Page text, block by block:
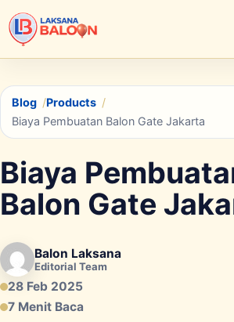
Blog
Products
Biaya Pembuatan Balon Gate Jakarta
Biaya
Balon Gate
Balon Laksana
Editorial Team
28 Feb 2025
7 Menit Baca